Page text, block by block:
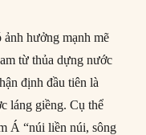
hưởng mạnh mẽ
từ thủa dựng nước
định đầu tiên là
láng giềng. Cụ thể
Á “núi liền núi, sông